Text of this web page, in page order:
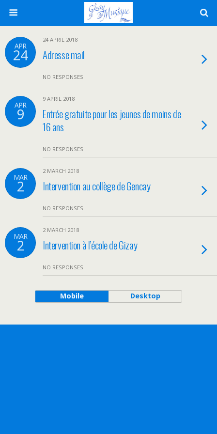
APR
24
24 APRIL 2018
Adresse mail
NO RESPONSES
APR
9
9 APRIL 2018
Entrée gratuite pour les jeunes de moins de
16 ans
NO RESPONSES
MAR
2
2 MARCH 2018
Intervention au collège de Gencay
NO RESPONSES
MAR
2
2 MARCH 2018
Intervention à l’école de Gizay
NO RESPONSES
Mobile Desktop